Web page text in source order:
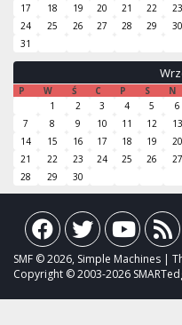
17
18 19 20 21 22
23
24
25 26 27 28 29
30
31
P W Ś C P S
N
1
2 3 4 5
6
7
8 9 10 11 12
13
14
15 16 17 18 19
20
21
22 23 24 25 26
27
28
29 30
SMF © 2026, Simple Machines |
Copyright © 2003-2026